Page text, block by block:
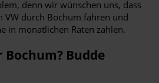
denn wir wünschen uns, dass
VW durch Bochum fahren und
in monatlichen Raten zahlen.
Budde